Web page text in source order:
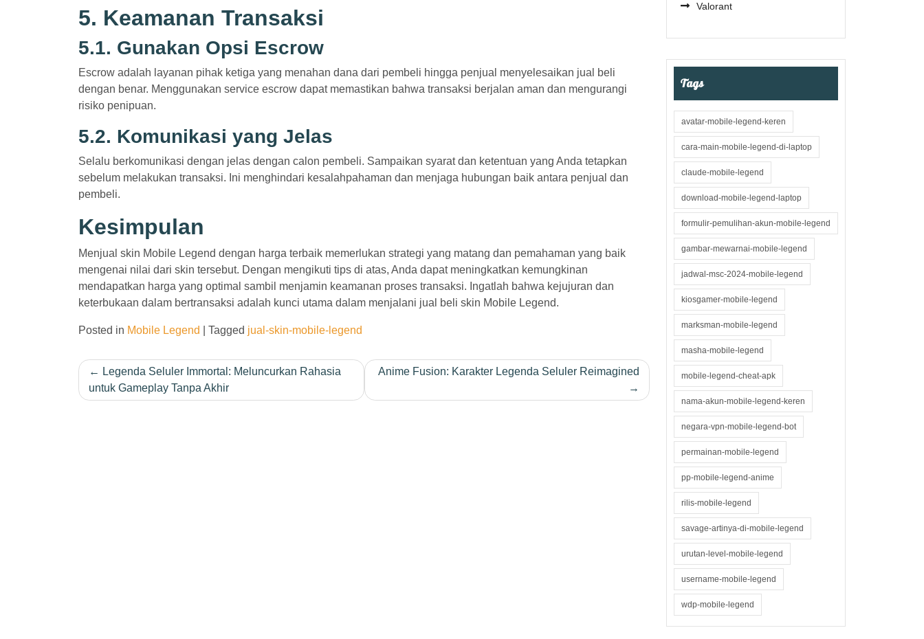
5. Keamanan Transaksi
5.1. Gunakan Opsi Escrow
Escrow adalah layanan pihak ketiga yang menahan dana dari pembeli hingga penjual menyelesaikan jual beli
dengan benar. Menggunakan service escrow dapat memastikan bahwa transaksi berjalan aman dan mengurangi
risiko penipuan.
5.2. Komunikasi yang Jelas
Selalu berkomunikasi dengan jelas dengan calon pembeli. Sampaikan syarat dan ketentuan yang Anda tetapkan
sebelum melakukan transaksi. Ini menghindari kesalahpahaman dan menjaga hubungan baik antara penjual dan
pembeli.
Kesimpulan
Menjual skin Mobile Legend dengan harga terbaik memerlukan strategi yang matang dan pemahaman yang baik
mengenai nilai dari skin tersebut. Dengan mengikuti tips di atas, Anda dapat meningkatkan kemungkinan
mendapatkan harga yang optimal sambil menjamin keamanan proses transaksi. Ingatlah bahwa kejujuran dan
keterbukaan dalam bertransaksi adalah kunci utama dalam menjalani jual beli skin Mobile Legend.
Posted in Mobile Legend Tagged jual-skin-mobile-legend
Post
navigation
Legenda Seluler Immortal: Meluncurkan Rahasia
untuk Gameplay Tanpa Akhir
Anime Fusion: Karakter Legenda Seluler Reimagined
Valorant
Tags
avatar-mobile-legend-keren
cara-main-mobile-legend-di-laptop
claude-mobile-legend
download-mobile-legend-laptop
formulir-pemulihan-akun-mobile-legend
gambar-mewarnai-mobile-legend
jadwal-msc-2024-mobile-legend
kiosgamer-mobile-legend
marksman-mobile-legend
masha-mobile-legend
mobile-legend-cheat-apk
nama-akun-mobile-legend-keren
negara-vpn-mobile-legend-bot
permainan-mobile-legend
pp-mobile-legend-anime
rilis-mobile-legend
savage-artinya-di-mobile-legend
urutan-level-mobile-legend
username-mobile-legend
wdp-mobile-legend